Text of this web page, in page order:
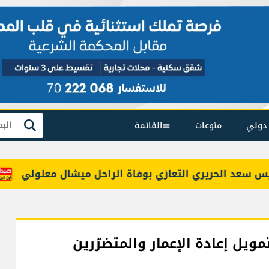
منوعات القائمة بحث
الحريري التعازي بوفاة الراحل ميشال معلولي
إعادة الإعمار والمتضرّرين